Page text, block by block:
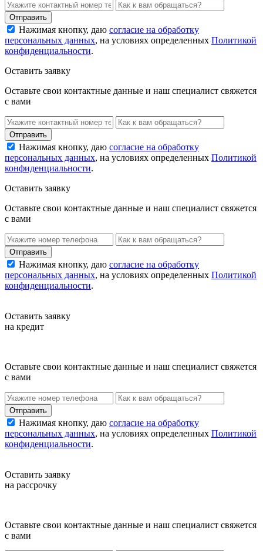
Нажимая кнопку, даю согласие на обработку
персональных данных, на условиях определенных Политикой
конфиденциальности.
Оставить заявку
Оставьте свои контактные данные и наш специалист свяжется
с вами
Нажимая кнопку, даю согласие на обработку
персональных данных, на условиях определенных Политикой
конфиденциальности.
Оставить заявку
Оставьте свои контактные данные и наш специалист свяжется
с вами
Нажимая кнопку, даю согласие на обработку
персональных данных, на условиях определенных Политикой
конфиденциальности.
Оставить заявку
на кредит
Оставьте свои контактные данные и наш специалист свяжется
с вами
Нажимая кнопку, даю согласие на обработку
персональных данных, на условиях определенных Политикой
конфиденциальности.
Оставить заявку
на рассрочку
Оставьте свои контактные данные и наш специалист свяжется
с вами